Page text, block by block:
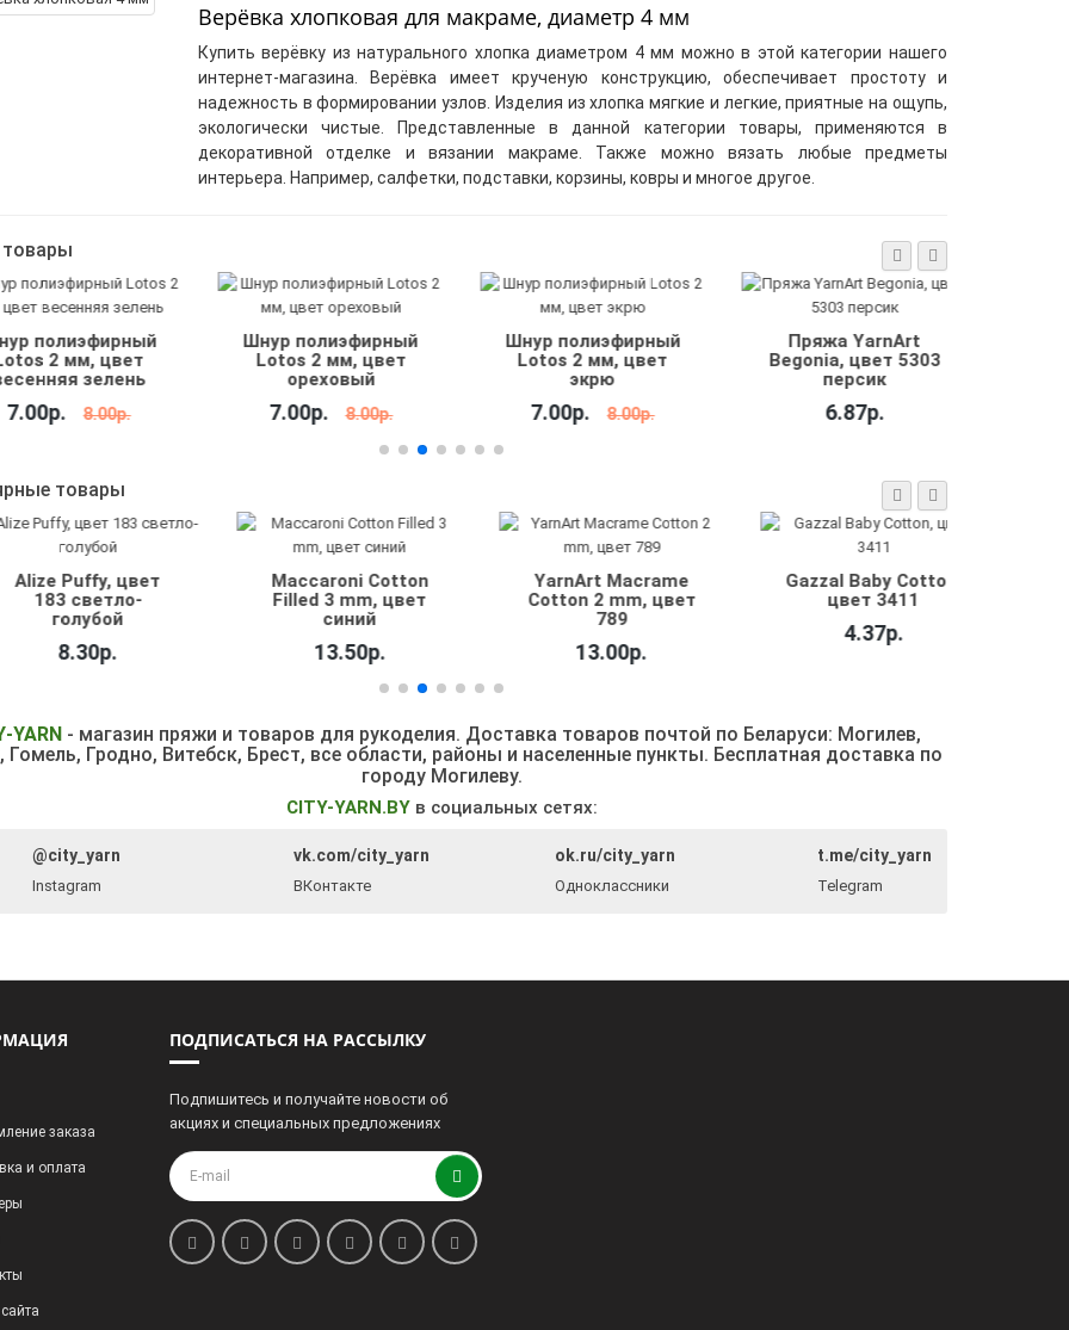
Верёвка хлопковая для макраме, диаметр 4 мм
Купить верёвку из натурального хлопка диаметром 4 мм можно в этой категории нашего
интернет-магазина. Верёвка имеет крученую конструкцию, обеспечивает простоту и
надежность в формировании узлов. Изделия из хлопка мягкие и легкие, приятные на ощупь,
экологически чистые. Представленные в данной категории товары, применяются в
декоративной отделке и вязании макраме. Также можно вязать любые предметы
интерьера. Например, салфетки, подставки, корзины, ковры и многое другое.
полиэфирный
2 мм, цвет
зелень
7.00р. 8.00р.
Шнур полиэфирный
Lotos 2 мм, цвет
ореховый
7.00р. 8.00р.
Шнур полиэфирный
Lotos 2 мм, цвет
экрю
7.00р. 8.00р.
Пряжа YarnArt
Begonia, цвет 5303
персик
6.87р.
товары
Puffy, цвет
183 светло-
голубой
8.30р.
Maccaroni Cotton
Filled 3 mm, цвет
синий
13.50р.
YarnArt Macrame
Cotton 2 mm, цвет
13.00р.
Gazzal Baby Cotton,
цвет 3411
4.37р.
-YARN - магазин пряжи и товаров для рукоделия. Доставка товаров почтой по Беларуси: Могилев,
Гомель, Гродно, Витебск, Брест, все области, районы и населенные пункты. Бесплатная доставка по
городу Могилеву.
CITY-YARN.BY в социальных сетях:
@city_yarn
Instagram
vk.com/city_yarn
ВКонтакте
ok.ru/city_yarn
Одноклассники
t.me/city_yarn
Telegram
заказа
и оплата
ПОДПИСАТЬСЯ НА РАССЫЛКУ
Подпишитесь и получайте новости об
акциях и специальных предложениях